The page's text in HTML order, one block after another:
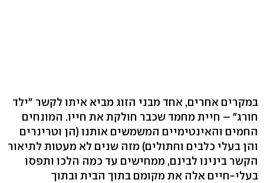
במקרים אחרים, אחד מבני הזוג מביא איתו לקשר "ילד
חורג" – חיית מחמד שכבר חולקת את חייו. המונחים
החמים והאינטימיים המשמשים אותנו (הן וטרינרים
והן בעלי כלבים וחתולים) מזה שנים לא מעטות לתיאור
הקשר בינינו לבינם, ממחישים עד כמה הלכו ותפסו
בעלי-חיים אלה את מקומם בתוך הבית ובתוך